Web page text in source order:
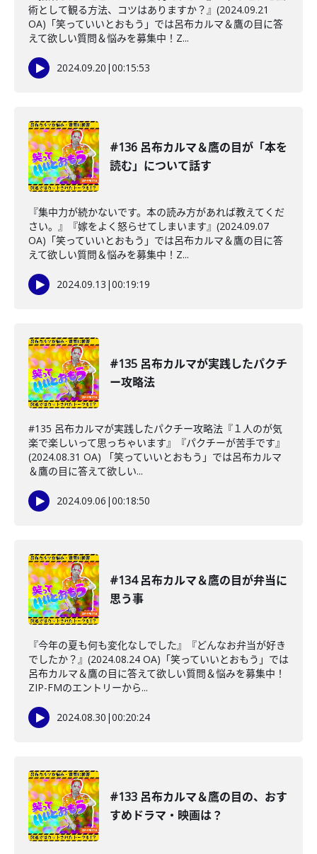
術として観る方法、コツはありますか？』(2024.09.21
OA)「笑っていいとおもう」では呂布カルマ＆鷹の目に答
えて欲しい質問＆悩みを募集中！Z...
2024.09.20 |00:15:53
#136 呂布カルマ＆鷹の目が「本を
読む」について話す
『集中力が続かないです。本の読み方があれば教えてくだ
さい。』『嫁をよく怒らせてしまいます』(2024.09.07
OA)「笑っていいとおもう」では呂布カルマ＆鷹の目に答
えて欲しい質問＆悩みを募集中！Z...
2024.09.13 |00:19:19
#135 呂布カルマが実践したパクチ
ー攻略法
#135 呂布カルマが実践したパクチー攻略法『１人のが気
楽で楽しいって思っちゃいます』『パクチーが苦手です』
(2024.08.31 OA) 「笑っていいとおもう」では呂布カルマ
＆鷹の目に答えて欲しい...
2024.09.06 |00:18:50
#134 呂布カルマ＆鷹の目が弁当に
思う事
『今年の夏も何も変化なしでした』『どんなお弁当が好き
でしたか？』(2024.08.24 OA)「笑っていいとおもう」では
呂布カルマ＆鷹の目に答えて欲しい質問＆悩みを募集中！
ZIP-FMのエントリーから...
2024.08.30 |00:20:24
#133 呂布カルマ＆鷹の目の、おす
すめドラマ・映画は？